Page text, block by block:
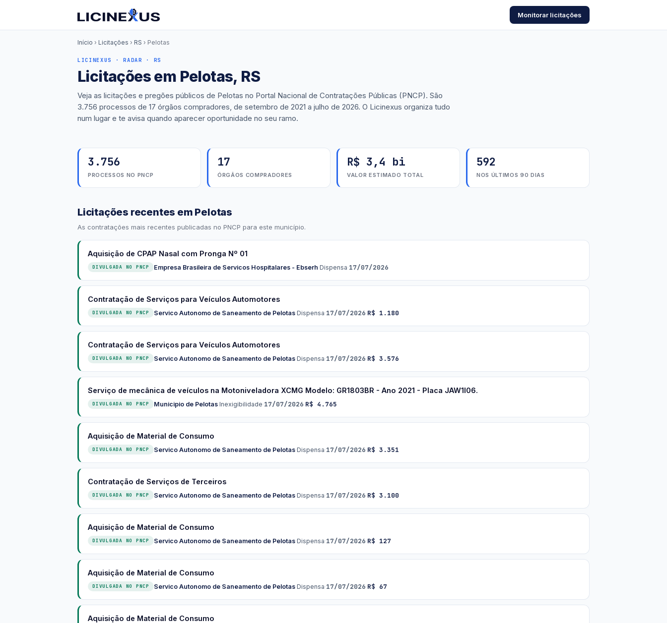
Monitorar licitações
Início › Licitações › RS › Pelotas
LICINEXUS · RADAR · RS
Licitações em Pelotas, RS
Veja as licitações e pregões públicos de Pelotas no Portal Nacional de Contratações Públicas (PNCP). São
3.756 processos de 17 órgãos compradores, de setembro de 2021 a julho de 2026. O Licinexus organiza tudo
num lugar e te avisa quando aparecer oportunidade no seu ramo.
3.756
PROCESSOS NO PNCP
17
ÓRGÃOS COMPRADORES
R$ 3,4 bi
VALOR ESTIMADO TOTAL
592
NOS ÚLTIMOS 90 DIAS
Licitações recentes em Pelotas
As contratações mais recentes publicadas no PNCP para este município.
Aquisição de CPAP Nasal com Pronga Nº 01
DIVULGADA NO PNCP Empresa Brasileira de Servicos Hospitalares - Ebserh·Dispensa·17/07/2026
Contratação de Serviços para Veículos Automotores
DIVULGADA NO PNCP Servico Autonomo de Saneamento de Pelotas·Dispensa·17/07/2026·R$ 1.180
Contratação de Serviços para Veículos Automotores
DIVULGADA NO PNCP Servico Autonomo de Saneamento de Pelotas·Dispensa·17/07/2026·R$ 3.576
Serviço de mecânica de veículos na Motoniveladora XCMG Modelo: GR1803BR - Ano 2021 - Placa JAW1I06.
DIVULGADA NO PNCP Municipio de Pelotas·Inexigibilidade·17/07/2026·R$ 4.765
Aquisição de Material de Consumo
DIVULGADA NO PNCP Servico Autonomo de Saneamento de Pelotas·Dispensa·17/07/2026·R$ 3.351
Contratação de Serviços de Terceiros
DIVULGADA NO PNCP Servico Autonomo de Saneamento de Pelotas·Dispensa·17/07/2026·R$ 3.100
Aquisição de Material de Consumo
DIVULGADA NO PNCP Servico Autonomo de Saneamento de Pelotas·Dispensa·17/07/2026·R$ 127
Aquisição de Material de Consumo
DIVULGADA NO PNCP Servico Autonomo de Saneamento de Pelotas·Dispensa·17/07/2026·R$ 67
Aquisição de Material de Consumo